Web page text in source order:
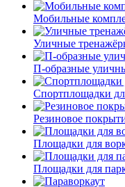
Мобильные
Уличные
П-образные
Спортплощадки
Резиновое
Площадки для
Площадки для